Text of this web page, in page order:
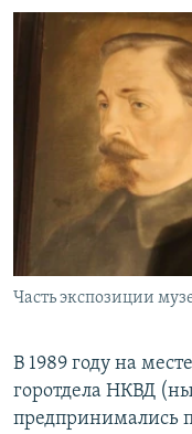
Часть экспозиции
В 1989 году на
горотдела НКВД
предпринимались